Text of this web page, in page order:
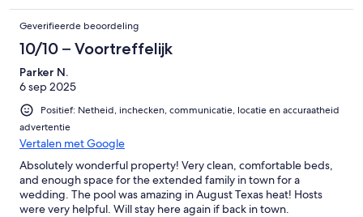
Geverifieerde beoordeling
10/10 – Voortreffelijk
Parker N.
6 sep 2025
Positief: Netheid, inchecken, communicatie, locatie en accuraatheid
advertentie
Vertalen met Google
Absolutely wonderful property! Very clean, comfortable beds,
and enough space for the extended family in town for a
wedding. The pool was amazing in August Texas heat! Hosts
were very helpful. Will stay here again if back in town.